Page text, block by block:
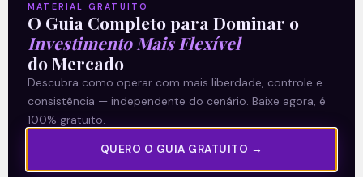
comunidade do Telegram! Bastaclicar aqui
para entrar.(add link:
https://t.me/+Jcavm2eGNrg3ODgx)
MATERIAL GRATUITO
O Guia Completo para Dominar o
Investimento Mais Flexível
do Mercado
Descubra como operar com mais liberdade, controle e
consistência — independente do cenário. Baixe agora, é
100% gratuito.
QUERO O GUIA GRATUITO →